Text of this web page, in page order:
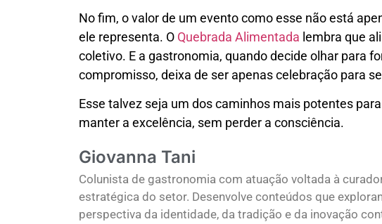
No fim, o valor de um evento como esse não está
ele representa. O Quebrada Alimentada lembra que
coletivo. E a gastronomia, quando decide olhar para
compromisso, deixa de ser apenas celebração para
Esse talvez seja um dos caminhos mais potentes
manter a excelência, sem perder a consciência.
Giovanna Tani
Colunista de gastronomia com atuação voltada à
estratégica do setor. Desenvolve conteúdos que
perspectiva da identidade, da tradição e da inovação